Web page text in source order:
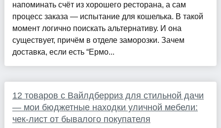
напоминать счёт из хорошего ресторана, а сам
процесс заказа — испытание для кошелька. В такой
момент логично поискать альтернативу. И она
существует, причём в отделе заморозки. Зачем
доставка, если есть “Ермо...
12 товаров с Вайлдберриз для стильной дачи
— мои бюджетные находки уличной мебели:
чек-лист от бывалого покупателя